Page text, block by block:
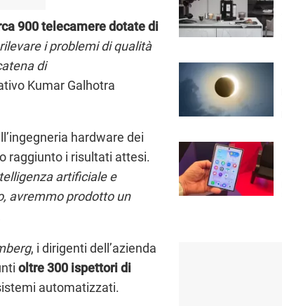
900 telecamere dotate di
rilevare i problemi di qualità
di
Kumar Galhotra
hardware dei
raggiunto i risultati attesi.
artificiale e
avremmo prodotto un
, i dirigenti dell’azienda
oltre 300 ispettori di
automatizzati.